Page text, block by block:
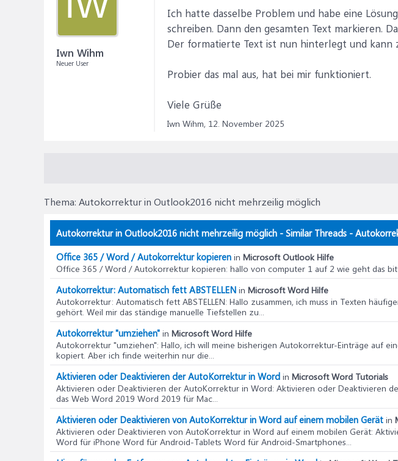
Iwn Wihm
Neuer User
Ich hatte dasselbe Problem und habe eine
schreiben. Dann den gesamten Text markieren.
Der formatierte Text ist nun hinterlegt und kann
Probier das mal aus, hat bei mir funktioniert.
Viele Grüße
Iwn Wihm, 12. November 2025
Thema: Autokorrektur in Outlook2016 nicht mehrzeilig möglich
Autokorrektur in Outlook2016 nicht mehrzeilig möglich - Similar Threads -
Office 365 / Word / Autokorrektur kopieren in Microsoft Outlook Hilfe
Office 365 / Word / Autokorrektur kopieren: hallo von computer 1 auf 2 wie geht das
Autokorrektur: Automatisch fett ABSTELLEN in Microsoft Word Hilfe
Autokorrektur: Automatisch fett ABSTELLEN: Hallo zusammen, ich muss in Texten
gehört. Weil mir das ständige manuelle Tiefstellen zu...
Autokorrektur "umziehen" in Microsoft Word Hilfe
Autokorrektur "umziehen": Hallo, ich will meine bisherigen Autokorrektur-Einträge auf
kopiert. Aber ich finde weiterhin nur die...
Aktivieren oder Deaktivieren der AutoKorrektur in Word in Microsoft Word Tutorials
Aktivieren oder Deaktivieren der AutoKorrektur in Word: Aktivieren oder Deaktivieren
das Web Word 2019 Word 2019 für Mac...
Aktivieren oder Deaktivieren von AutoKorrektur in Word auf einem mobilen Gerät in
Aktivieren oder Deaktivieren von AutoKorrektur in Word auf einem mobilen Gerät:
Word für iPhone Word für Android-Tablets Word für Android-Smartphones...